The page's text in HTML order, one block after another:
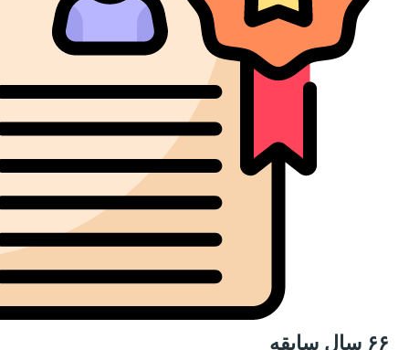
۶۶ سال سابقه